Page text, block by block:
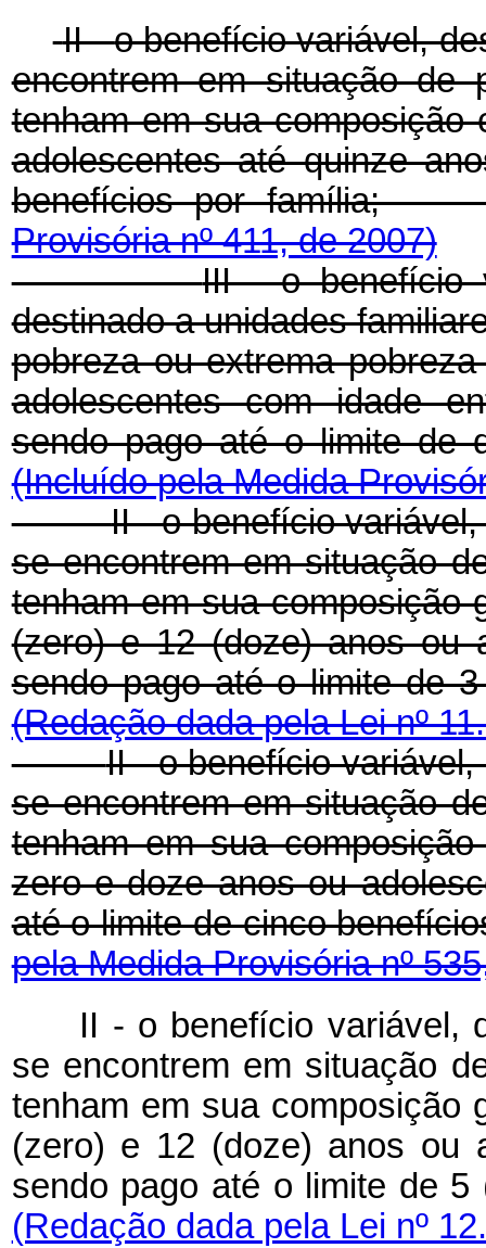
II -o benefício variável,
encontrem em situação de
tenham em sua
adolescentes até quinze
benefícios por
Provisória nº 411, de 2007)
III - o benefício
destinado a unidades
pobreza ou extrema
adolescentes com idade
sendo pago até o limite de
(Incluído pela Medida
II - o benefício
se encontrem em situação
tenham em sua composição
(zero) e 12 (doze) anos ou
sendo pago até o limite
(Redação dada pela Lei nº
II - o benefício
se encontrem em situação
tenham em sua
zero e doze anos ou
até o limite de cinco
pela Medida Provisória nº
II - o benefício variável,
se encontrem em situação
tenham em sua composição
(zero) e 12 (doze) anos ou
sendo pago até o limite
(Redação dada pela Lei nº